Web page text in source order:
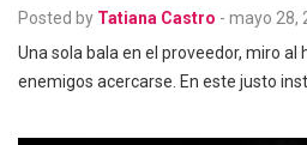
Posted by Tatiana Castro - mayo 28,
Una sola bala en el proveedor, miro al
enemigos acercarse. En este justo